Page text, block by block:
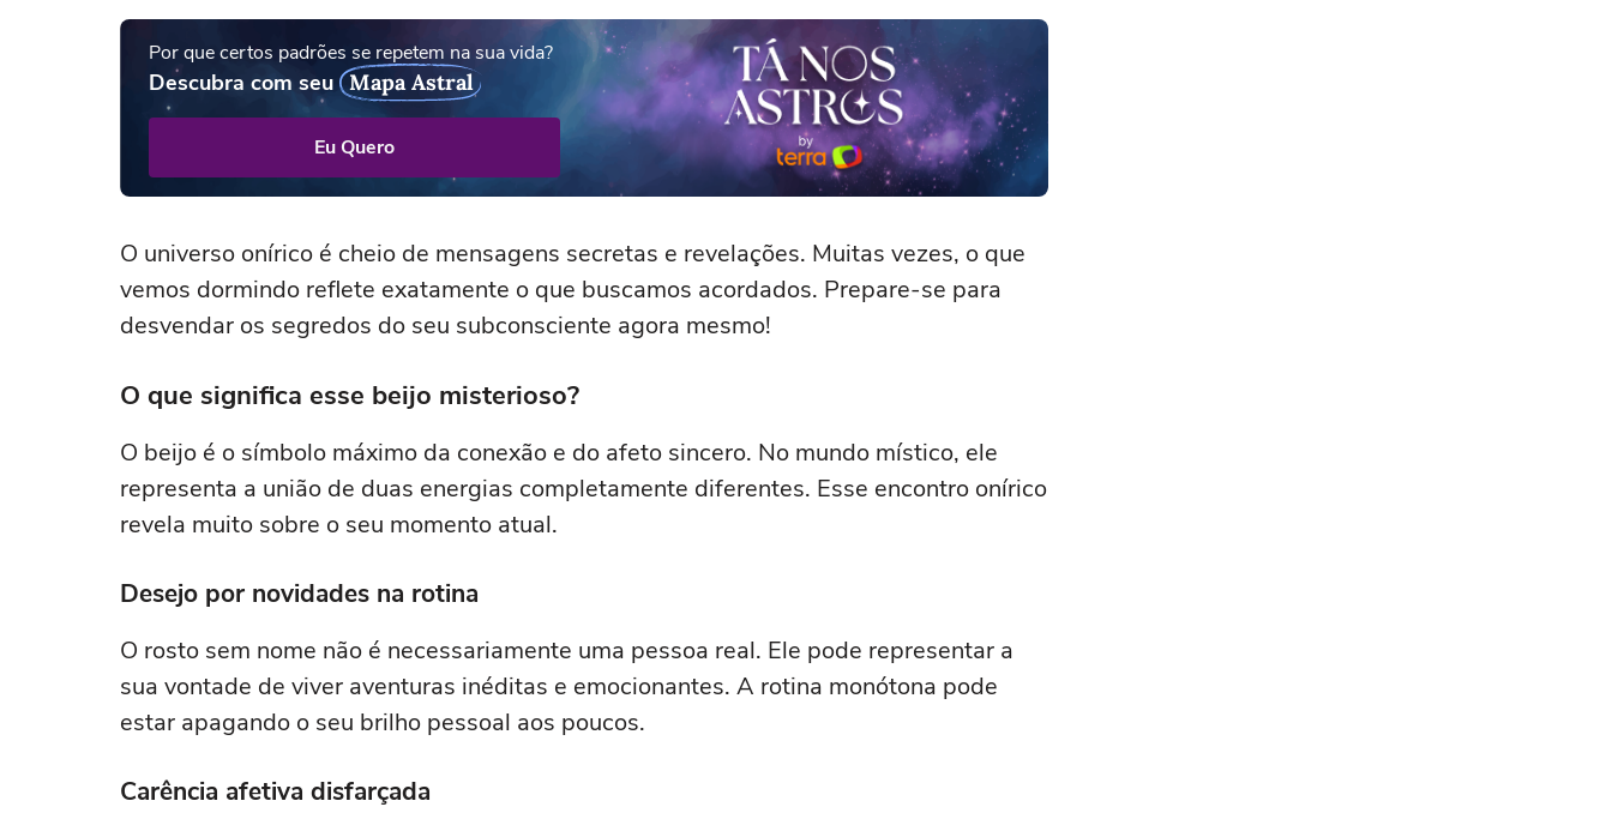
Por que certos padrões se repetem na sua vida?
Descubra com seu Mapa Astral
Eu Quero
O universo onírico é cheio de mensagens secretas e revelações. Muitas vezes, o que
vemos dormindo reflete exatamente o que buscamos acordados. Prepare-se para
desvendar os segredos do seu subconsciente agora mesmo!
O que significa esse beijo misterioso?
O beijo é o símbolo máximo da conexão e do afeto sincero. No mundo místico, ele
representa a união de duas energias completamente diferentes. Esse encontro onírico
revela muito sobre o seu momento atual.
Desejo por novidades na rotina
O rosto sem nome não é necessariamente uma pessoa real. Ele pode representar a
sua vontade de viver aventuras inéditas e emocionantes. A rotina monótona pode
estar apagando o seu brilho pessoal aos poucos.
Carência afetiva disfarçada